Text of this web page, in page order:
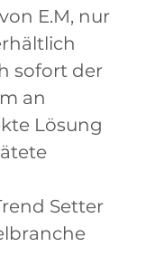
E.M, nur
sofort der
an
Lösung
Setter